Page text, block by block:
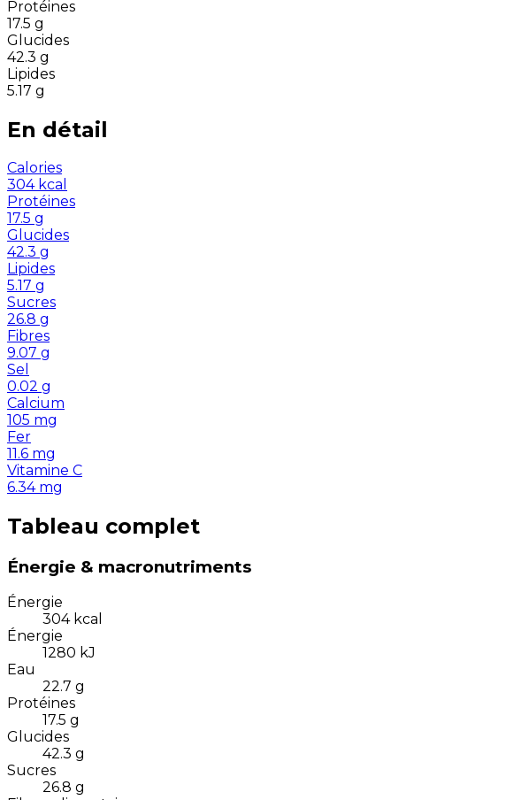
Protéines
17.5 g
Glucides
42.3 g
Lipides
5.17 g
En détail
Calories
304 kcal
Protéines
17.5 g
Glucides
42.3 g
Lipides
5.17 g
Sucres
26.8 g
Fibres
9.07 g
Sel
0.02 g
Calcium
105 mg
Fer
11.6 mg
Vitamine C
6.34 mg
Tableau complet
Énergie & macronutriments
Énergie
304 kcal
Énergie
1280 kJ
Eau
22.7 g
Protéines
17.5 g
Glucides
42.3 g
Sucres
26.8 g